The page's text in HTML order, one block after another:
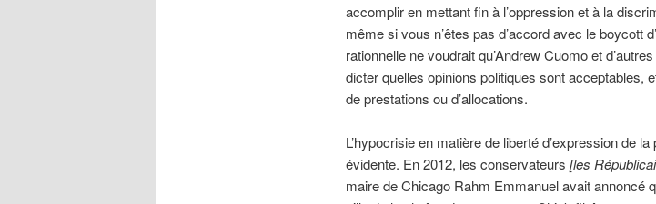
accomplir en mettant fin à l’oppression et à la
même si vous n’êtes pas d’accord avec le boycott
rationnelle ne voudrait qu’Andrew Cuomo et
dicter quelles opinions politiques sont acceptables,
de prestations ou d’allocations.
L’hypocrisie en matière de liberté d’expression de
évidente. En 2012, les conservateurs [les
maire de Chicago Rahm Emmanuel avait annoncé